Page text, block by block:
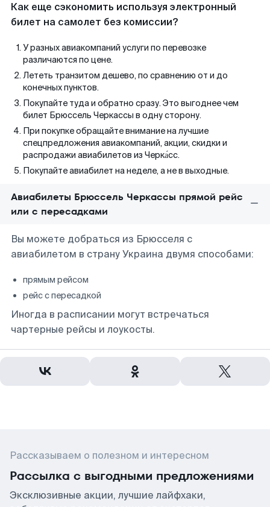
Как еще сэкономить используя электронный
билет на самолет без комиссии?
У разных авиакомпаний услуги по перевозке
различаются по цене.
Лететь транзитом дешево, по сравнению от и до
конечных пунктов.
Покупайте туда и обратно сразу. Это выгоднее чем
билет Брюссель Черкассы в одну сторону.
При покупке обращайте внимание на лучшие
спецпредложения авиакомпаний, акции, скидки и
распродажи авиабилетов из Черка́сс.
Покупайте авиабилет на неделе, а не в выходные.
Авиабилеты Брюссель Черкассы прямой рейс
или с пересадками
Вы можете добраться из Брюсселя с
авиабилетом в страну Украина двумя способами:
прямым рейсом
рейс с пересадкой
Иногда в расписании могут встречаться
чартерные рейсы и лоукосты.
Рассказываем о полезном и интересном
Рассылка с выгодными предложениями
Эксклюзивные акции, лучшие лайфхаки,